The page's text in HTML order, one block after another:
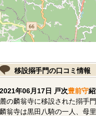
移設搦手門の口コミ情報
2021年06月17日 戸次豊前守
麓の麟翁寺に移設された搦手門
麟翁寺は黒田八騎の一人、母